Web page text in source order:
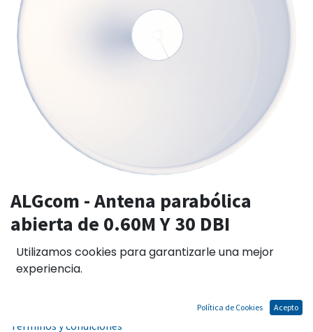
ALGcom - Antena parabólica
abierta de 0.60M Y 30 DBI
PA-6100-30-06-DP
Términos y condiciones
Utilizamos cookies para garantizarle una mejor
experiencia.
Política de Cookies Acepto